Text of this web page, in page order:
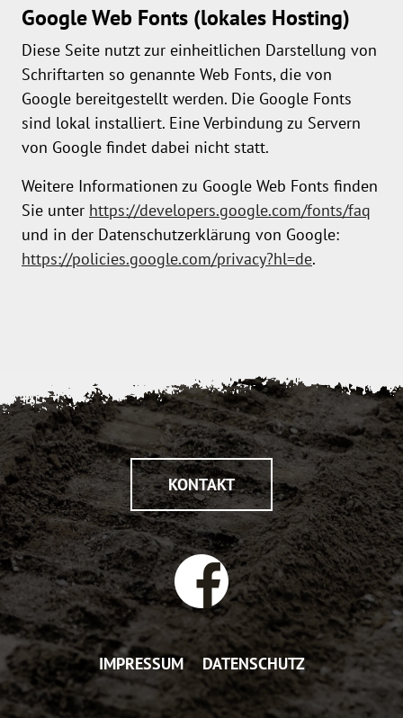
Google Web Fonts (lokales Hosting)
Diese Seite nutzt zur einheitlichen Darstellung von
Schriftarten so genannte Web Fonts, die von
Google bereitgestellt werden. Die Google Fonts
sind lokal installiert. Eine Verbindung zu Servern
von Google findet dabei nicht statt.
Weitere Informationen zu Google Web Fonts finden
Sie unter https://developers.google.com/fonts/faq
und in der Datenschutzerklärung von Google:
https://policies.google.com/privacy?hl=de.
KONTAKT
IMPRESSUM DATENSCHUTZ